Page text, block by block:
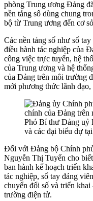
phòng Trung ương Đảng
nền tảng số dùng chung
bộ từ Trung ương đến cơ
Các nền tảng số như sổ
điều hành tác nghiệp của
công việc trực tuyến, hệ
của Trung ương và hệ
của Đảng trên môi trường
mới phương thức lãnh đạo,
Phó Bí thư Đảng uỷ
và các đại biểu dự
Đối với Đảng bộ Chính
Nguyễn Thị Tuyến cho
ban hành kế hoạch triển
tác nghiệp, sổ tay đảng
chuyển đổi số và triển
trường điện tử.